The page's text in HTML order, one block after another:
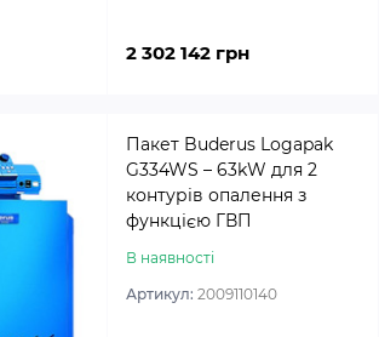
2 302 142 грн
Пакет Buderus Logapak
G334WS – 63kW для 2
контурів опалення з
функцією ГВП
В наявності
Артикул: 2009110140